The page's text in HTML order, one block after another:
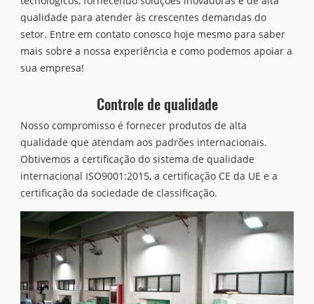
qualidade para atender às crescentes demandas do
setor. Entre em contato conosco hoje mesmo para saber
mais sobre a nossa experiência e como podemos apoiar a
sua empresa!
Controle de qualidade
Nosso compromisso é fornecer produtos de alta
qualidade que atendam aos padrões internacionais.
Obtivemos a certificação do sistema de qualidade
internacional ISO9001:2015, a certificação CE da UE e a
certificação da sociedade de classificação.